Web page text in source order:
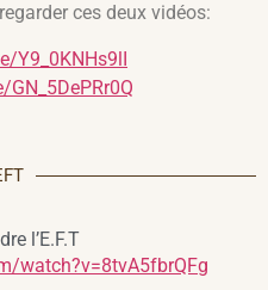
ces deux vidéos:
Y9_0KNHs9lI
l’E.F.T
watch?v=8tvA5fbrQFg